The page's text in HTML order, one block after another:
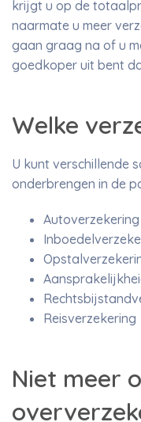
krijgt u op de
naarmate u meer
gaan graag na of u
goedkoper uit bent
Welke
U kunt verschillende
onderbrengen in de
Autoverzekering
Reisverzekering
Niet meer